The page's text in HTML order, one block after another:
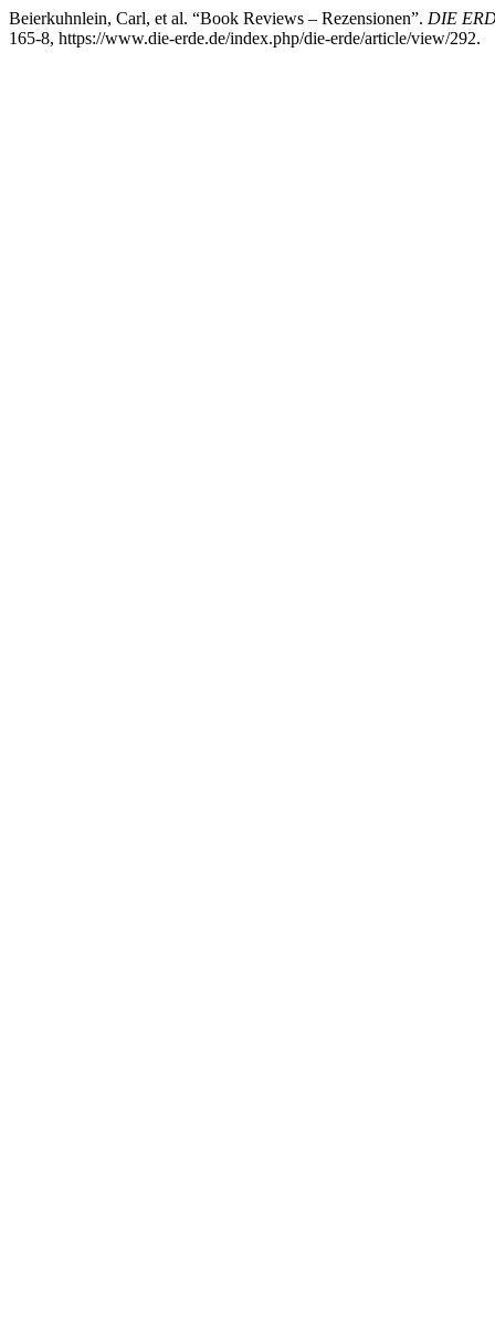
Beierkuhnlein, Carl, et al. “Book Reviews – Rezensionen”. DIE
165-8, https://www.die-erde.de/index.php/die-erde/article/view/292.